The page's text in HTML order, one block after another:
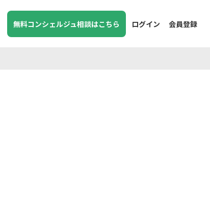
無料コンシェルジュ相談はこちら ログイン 会員登録